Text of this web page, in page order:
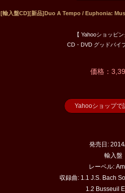
[輸入盤CD][新品]Duo A Tempo / Euphonia:
【 Yahooショッピン
CD・DVD グッドバイ
価格：
Yahooショップで
発売日:
輸入盤
レーベル:
収録曲: 1.1 J.S. Bach
1.2 Busseuil